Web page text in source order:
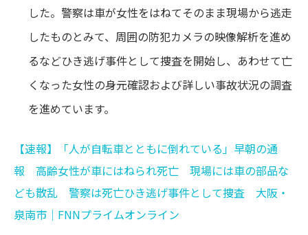
した。警察は車が女性をはねてそのまま現場から逃走
したものとみて、周囲の防犯カメラの映像解析を進め
るなどひき逃げ事件として捜査を開始し、あわせて亡
くなった女性の身元確認および詳しい事故状況の調査
を進めています。
【速報】「人が自転車とともに倒れている」早朝の通
報 高齢女性が車にはねられ死亡 現場には車の部品な
ども散乱 警察は死亡ひき逃げ事件として捜査 大阪・
泉南市｜FNNプライムオンライン